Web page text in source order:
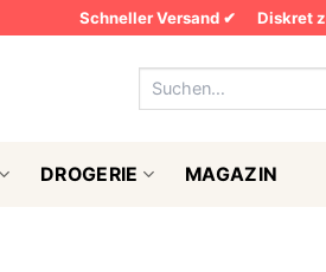
Schneller Versand ✔ Diskret
Suchen
DROGERIE MAGAZIN